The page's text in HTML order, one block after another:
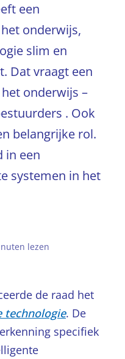
een
onderwijs,
slim en
Dat vraagt een
onderwijs –
. Ook
belangrijke rol.
in een
systemen in het
lezen
de raad het
technologie. De
specifiek